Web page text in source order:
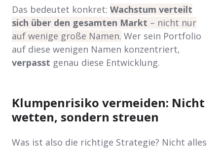
Das bedeutet konkret: Wachstum verteilt
sich über den gesamten Markt – nicht nur
auf wenige große Namen. Wer sein Portfolio
auf diese wenigen Namen konzentriert,
verpasst genau diese Entwicklung.
Klumpenrisiko vermeiden: Nicht
wetten, sondern streuen
Was ist also die richtige Strategie? Nicht alles